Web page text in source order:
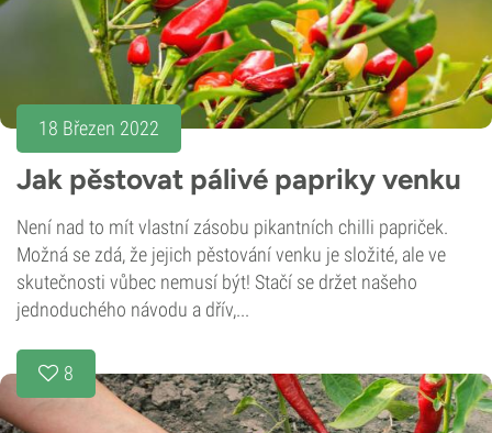
18 Březen 2022
Jak pěstovat pálivé papriky venku
Není nad to mít vlastní zásobu pikantních chilli papriček.
Možná se zdá, že jejich pěstování venku je složité, ale ve
skutečnosti vůbec nemusí být! Stačí se držet našeho
jednoduchého návodu a dřív,...
8